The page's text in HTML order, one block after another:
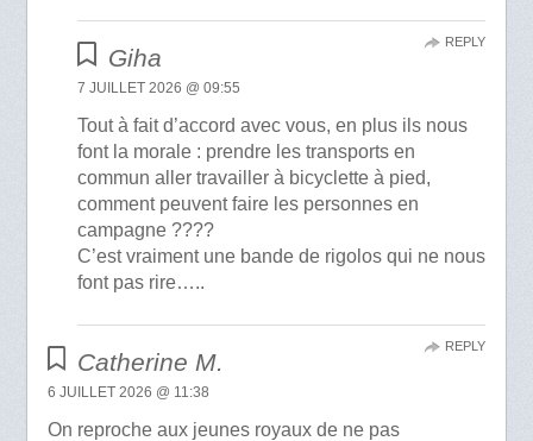
Giha
7 JUILLET 2026 @ 09:55
Tout à fait d’accord avec vous, en plus ils nous
font la morale : prendre les transports en
commun aller travailler à bicyclette à pied,
comment peuvent faire les personnes en
campagne ????
C’est vraiment une bande de rigolos qui ne nous
font pas rire…..
REPLY
Catherine M.
6 JUILLET 2026 @ 11:38
On reproche aux jeunes royaux de ne pas
REPLY